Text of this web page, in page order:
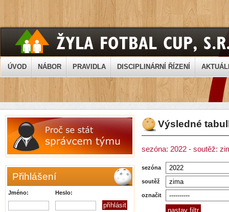
ÚVOD NÁBOR PRAVIDLA DISCIPLINÁRNÍ ŘÍZENÍ
Přihlášení
Jméno: Heslo:
Výsledné
sezóna: 2022 - soutěž:
sezóna
soutěž
označit